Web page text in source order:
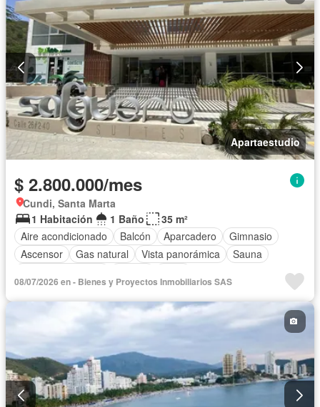
Apartaestudio
$ 2.800.000/mes
Cundi, Santa Marta
1 Habitación
1 Baño
35 m²
Aire acondicionado
Balcón Aparcadero
Gimnasio
Ascensor
Gas natural Vista panorámica
Sauna
08/07/2026 en - Bienes y Proyectos Inmobiliarios SAS